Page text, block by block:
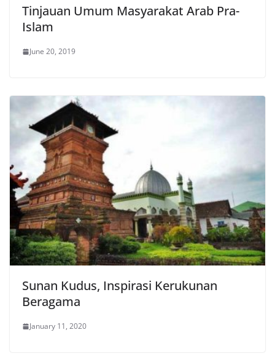
Tinjauan Umum Masyarakat Arab Pra-
Islam
June 20, 2019
Sunan Kudus, Inspirasi Kerukunan
Beragama
January 11, 2020